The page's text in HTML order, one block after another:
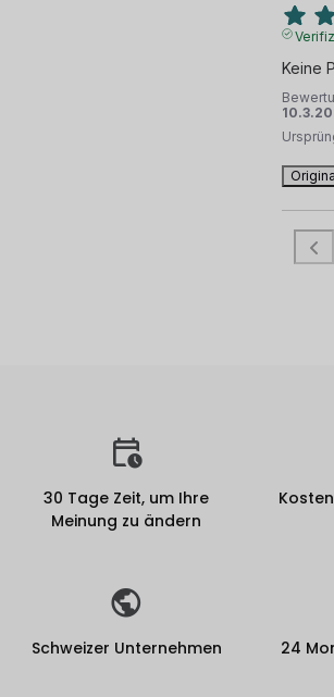
Keine
30 Tage Zeit, um Ihre
Meinung zu ändern
Schweizer Unternehmen 24